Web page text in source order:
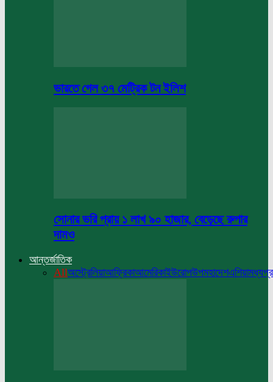
ভারতে গেল ৩৭ মেট্রিক টন ইলিশ
সোনার ভরি প্রায় ১ লাখ ৯০ হাজার, বেড়েছে রুপার
দামও
আন্তর্জাতিক
Allঅস্ট্রেলিয়াআফ্রিকাআমেরিকাইউরোপউপমহাদেশএশিয়া